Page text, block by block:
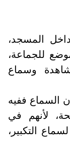
المسجد،
للجماعة،
وسماع
السماع ففيه
لأنهم في
التكبير،